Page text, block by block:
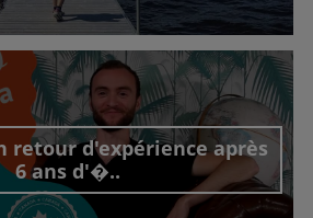
cet interview
retour d'expérience après
6 ans d'�..